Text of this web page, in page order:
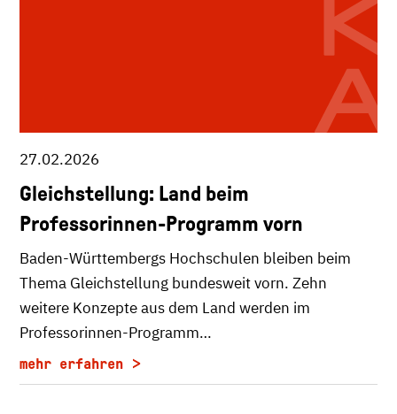
27.02.2026
Gleichstellung: Land beim
Professorinnen-Programm vorn
Baden-Württembergs Hochschulen bleiben beim
Thema Gleichstellung bundesweit vorn. Zehn
weitere Konzepte aus dem Land werden im
Professorinnen-Programm…
mehr erfahren